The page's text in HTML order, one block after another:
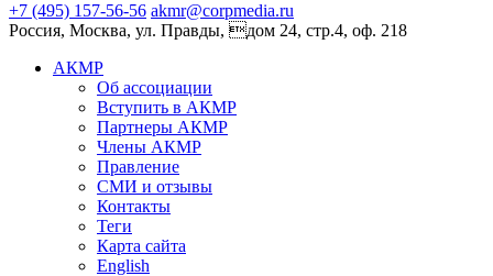
+7 (495) 157-56-56 akmr@corpmedia.ru
Россия, Москва, ул. Правды, дом 24, стр.4, оф. 218
АКМР
Об ассоциации
Вступить в АКМР
Партнеры АКМР
Члены АКМР
Правление
СМИ и отзывы
Контакты
Теги
Карта сайта
English